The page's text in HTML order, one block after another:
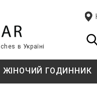
в Україні
ЖІНОЧИЙ ГОДИННИК